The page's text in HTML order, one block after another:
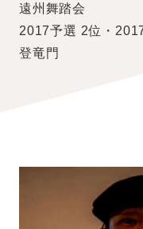
遠州舞踏会
2017予選 2位・
登竜門